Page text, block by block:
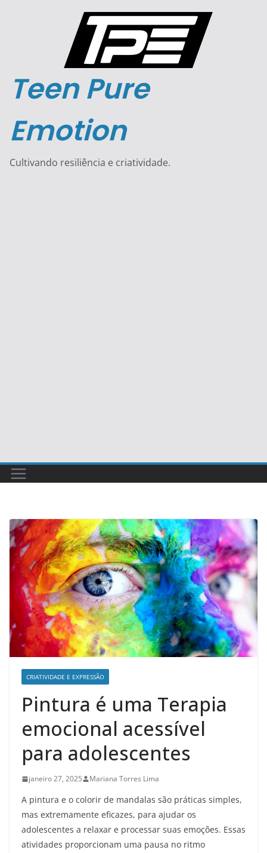
Teen Pure
Emotion
Cultivando resiliência e criatividade.
CRIATIVIDADE E EXPRESSÃO
Pintura é uma Terapia
emocional acessível
para adolescentes
janeiro 27, 2025 Mariana Torres Lima
A pintura e o colorir de mandalas são práticas simples,
mas extremamente eficazes, para ajudar os
adolescentes a relaxar e processar suas emoções. Essas
atividades proporcionam uma pausa no ritmo